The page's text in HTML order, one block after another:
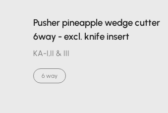
Pusher pineapple wedge cutter
6way - excl. knife insert
KA-I,II & III
6 way